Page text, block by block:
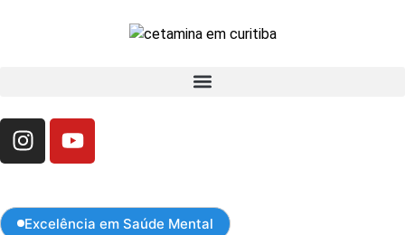
Excelência em Saúde Mental